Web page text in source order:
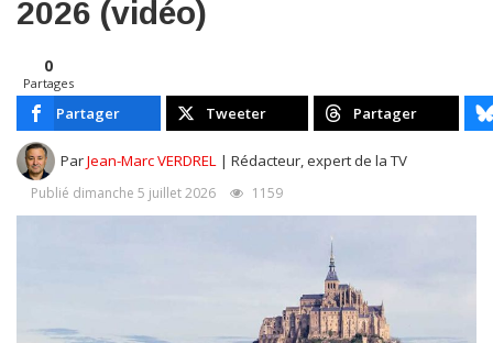
2026 (vidéo)
0
Partages
Partager Tweeter Partager
ParJean-Marc VERDREL | Rédacteur, expert de la TV
Publié dimanche 5 juillet 2026 1159